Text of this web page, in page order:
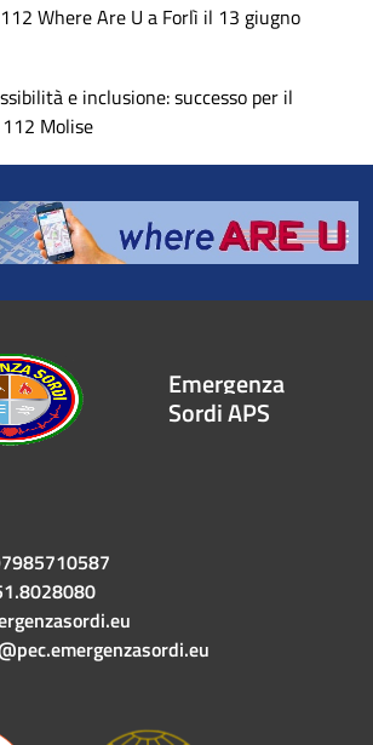
Where Are U a Forlì il 13 giugno
e inclusione: successo per il
Molise
Emergenza
Sordi APS